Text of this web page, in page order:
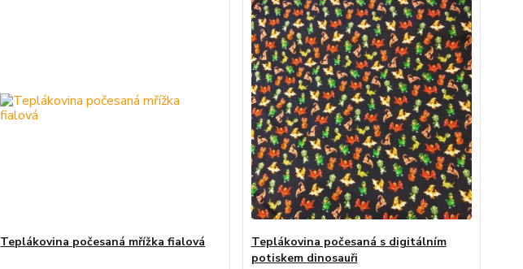
Teplákovina počesaná mřížka fialová
Teplákovina počesaná s digitálním
potiskem dinosauři